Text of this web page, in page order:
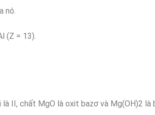
nó.
(Z = 13).
II, chất MgO là oxit bazơ và Mg(OH)2 là